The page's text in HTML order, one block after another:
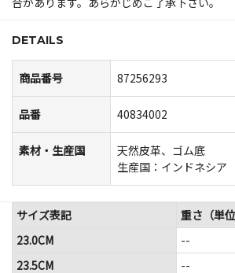
DETAILS
商品番号 87256293
品番 40834002
素材・生産国
天然皮革、ゴム底
生産国：インドネシア
サイズ表記
重さ（単位
23.0CM
--
23.5CM
--